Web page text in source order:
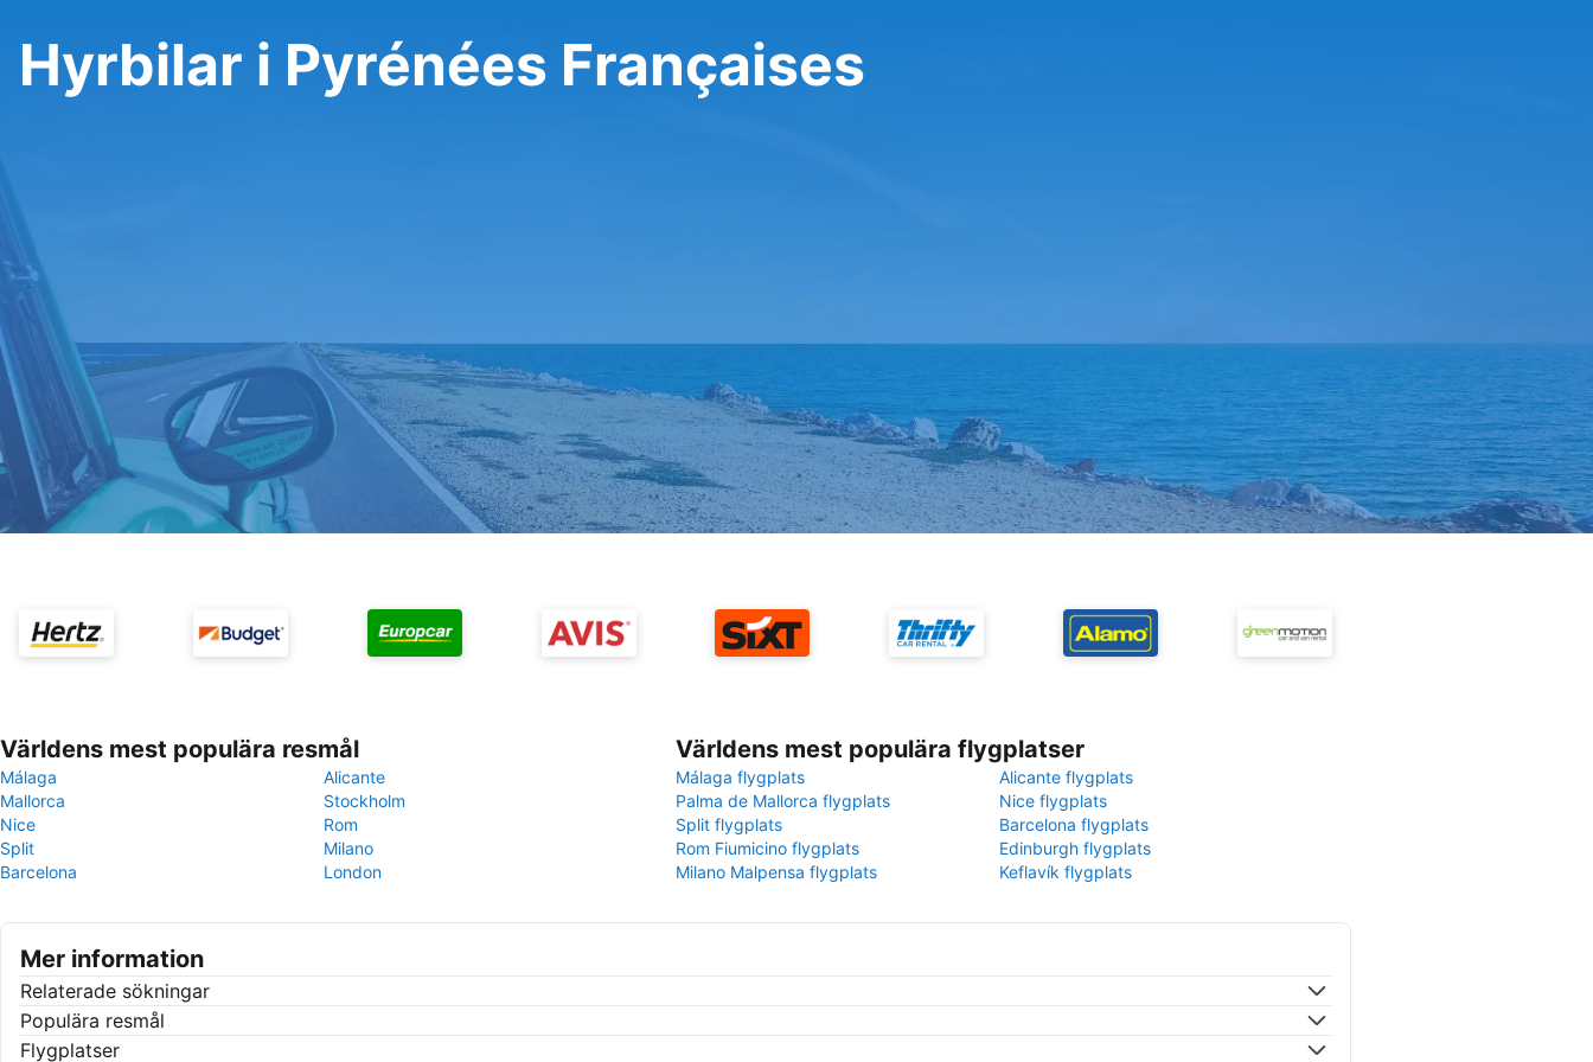
Hyrbilar i Pyrénées Françaises
Världens mest populära resmål
Málaga
Alicante
Mallorca
Stockholm
Nice
Rom
Split
Milano
Barcelona
London
Världens mest populära flygplatser
Málaga flygplats
Alicante flygplats
Palma de Mallorca flygplats
Nice flygplats
Split flygplats
Barcelona flygplats
Rom Fiumicino flygplats
Edinburgh flygplats
Milano Malpensa flygplats
Keflavík flygplats
Mer information
Relaterade sökningar
Populära resmål
Flygplatser